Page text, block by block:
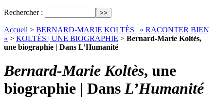
Rechercher :
Accueil > BERNARD-MARIE KOLTÈS | « RACONTER BIEN
» > KOLTÈS | UNE BIOGRAPHIE > Bernard-Marie Koltès,
une biographie | Dans L’Humanité
Bernard-Marie Koltès, une
biographie | DansL’Humanité